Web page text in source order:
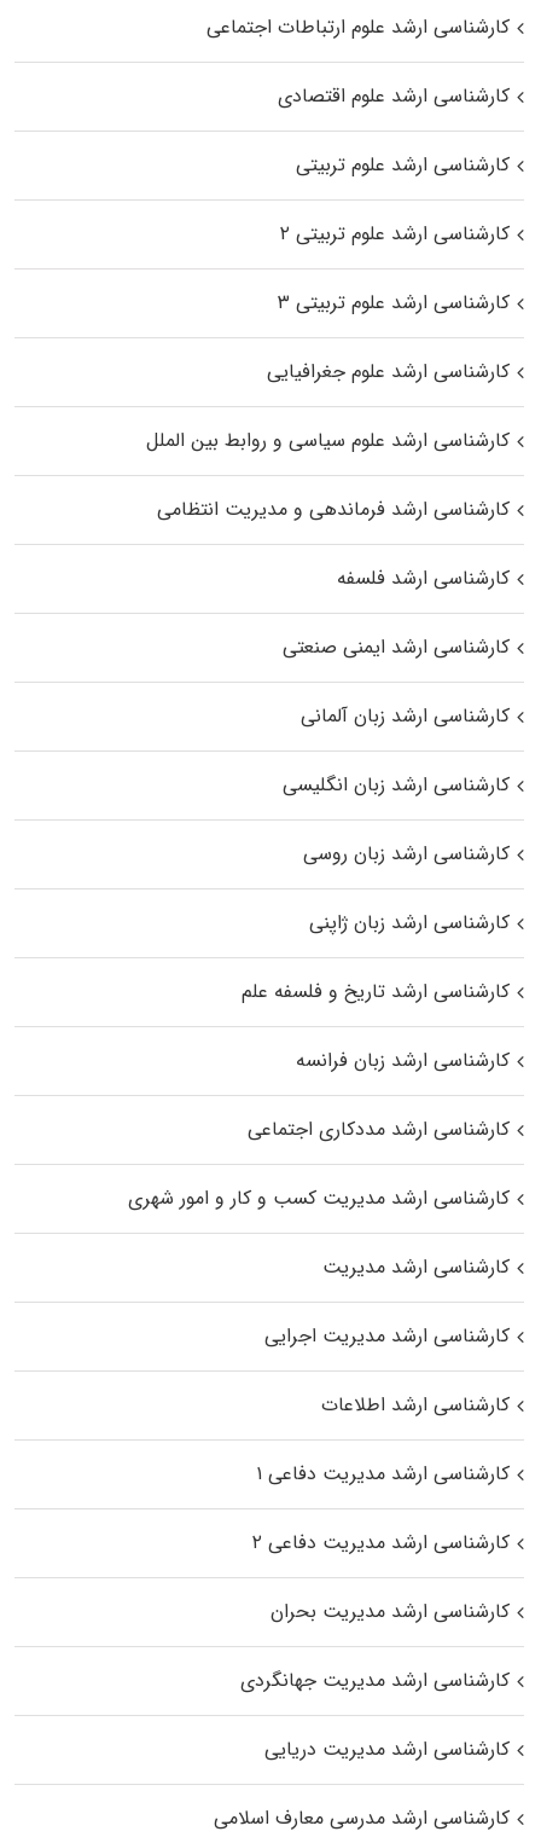
کارشناسی ارشد علوم ارتباطات اجتماعی
کارشناسی ارشد علوم اقتصادی
کارشناسی ارشد علوم تربیتی
کارشناسی ارشد علوم تربیتی ۲
کارشناسی ارشد علوم تربیتی ۳
کارشناسی ارشد علوم جغرافیایی
کارشناسی ارشد علوم سیاسی و روابط بین الملل
کارشناسی ارشد فرماندهی و مدیریت انتظامی
کارشناسی ارشد فلسفه
کارشناسی ارشد ایمنی صنعتی
کارشناسی ارشد زبان آلمانی
کارشناسی ارشد زبان انگلیسی
کارشناسی ارشد زبان روسی
کارشناسی ارشد زبان ژاپنی
کارشناسی ارشد تاریخ و فلسفه علم
کارشناسی ارشد زبان فرانسه
کارشناسی ارشد مددکاری اجتماعی
کارشناسی ارشد مدیریت کسب و کار و امور شهری
کارشناسی ارشد مدیریت
کارشناسی ارشد مدیریت اجرایی
کارشناسی ارشد اطلاعات
کارشناسی ارشد مدیریت دفاعی ۱
کارشناسی ارشد مدیریت دفاعی ۲
کارشناسی ارشد مدیریت بحران
کارشناسی ارشد مدیریت جهانگردی
کارشناسی ارشد مدیریت دریایی
کارشناسی ارشد مدرسی معارف اسلامی